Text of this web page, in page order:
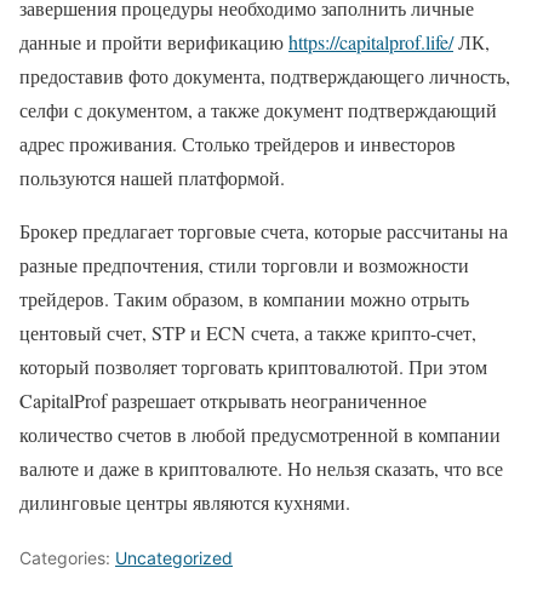
завершения процедуры необходимо заполнить личные
данные и пройти верификациюhttps://capitalprof.life/ЛК,
предоставив фото документа, подтверждающего личность,
селфи с документом, а также документ подтверждающий
адрес проживания. Столько трейдеров и инвесторов
пользуются нашей платформой.
Брокер предлагает торговые счета, которые рассчитаны на
разные предпочтения, стили торговли и возможности
трейдеров. Таким образом, в компании можно отрыть
центовый счет, STP и ECN счета, а также крипто-счет,
который позволяет торговать криптовалютой. При этом
CapitalProf разрешает открывать неограниченное
количество счетов в любой предусмотренной в компании
валюте и даже в криптовалюте. Но нельзя сказать, что все
дилинговые центры являются кухнями.
Categories: Uncategorized